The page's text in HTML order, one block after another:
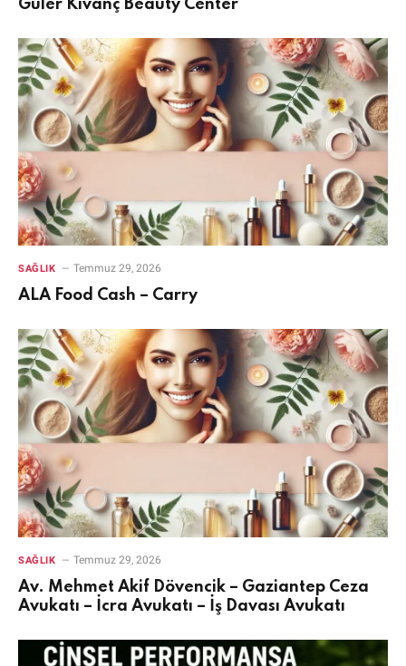
Güler Kıvanç Beauty Center
SAĞLIK Temmuz 29, 2026
ALA Food Cash – Carry
SAĞLIK Temmuz 29, 2026
Av. Mehmet Akif Dövencik – Gaziantep Ceza
Avukatı – İcra Avukatı – İş Davası Avukatı